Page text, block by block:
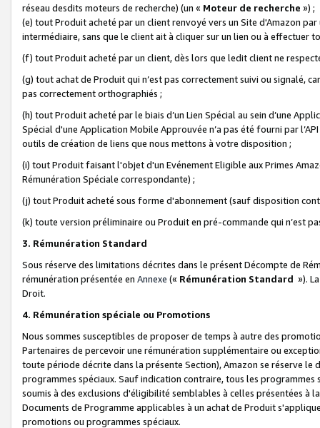
réseau desdits moteurs de recherche) (un « Moteur de recherche ») ;
(e) tout Produit acheté par un client renvoyé vers un Site d'Amazon
intermédiaire, sans que le client ait à cliquer sur un lien ou à
(f) tout Produit acheté par un client, dès lors que ledit client ne
(g) tout achat de Produit qui n’est pas correctement suivi ou signalé,
pas correctement orthographiés ;
(h) tout Produit acheté par le biais d’un Lien Spécial au sein d’une
Spécial d'une Application Mobile Approuvée n’a pas été fourni par
outils de création de liens que nous mettons à votre disposition ;
(i) tout Produit faisant l'objet d'un Evénement Eligible aux Primes
Rémunération Spéciale correspondante) ;
(j) tout Produit acheté sous forme d'abonnement (sauf disposition
(k) toute version préliminaire ou Produit en pré-commande qui n’est
3. Rémunération Standard
Sous réserve des limitations décrites dans le présent Décompte de
rémunération présentée en Annexe (« Rémunération Standard »).
Droit.
4. Rémunération spéciale ou Promotions
Nous sommes susceptibles de proposer de temps à autre des
Partenaires de percevoir une rémunération supplémentaire ou
toute période décrite dans la présente Section), Amazon se réserve
programmes spéciaux. Sauf indication contraire, tous les
soumis à des exclusions d'éligibilité semblables à celles présentées à
Documents de Programme applicables à un achat de Produit
promotions ou programmes spéciaux.